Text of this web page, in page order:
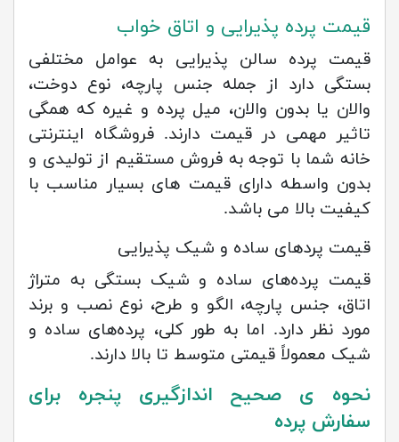
قیمت پرده پذیرایی و اتاق خواب
قیمت پرده سالن پذیرایی به عوامل مختلفی
بستگی دارد از جمله جنس پارچه، نوع دوخت،
والان یا بدون والان، میل پرده و غیره که همگی
تاثیر مهمی در قیمت دارند. فروشگاه اینترنتی
خانه شما با توجه به فروش مستقیم از تولیدی و
بدون واسطه دارای قیمت های بسیار مناسب با
کیفیت بالا می باشد.
قیمت پردهای ساده و شیک پذیرایی
قیمت پرده‌های ساده و شیک بستگی به متراژ
اتاق، جنس پارچه، الگو و طرح، نوع نصب و برند
مورد نظر دارد. اما به طور کلی، پرده‌های ساده و
شیک معمولاً قیمتی متوسط تا بالا دارند.
نحوه ی صحیح اندازگیری پنجره برای
سفارش پرده